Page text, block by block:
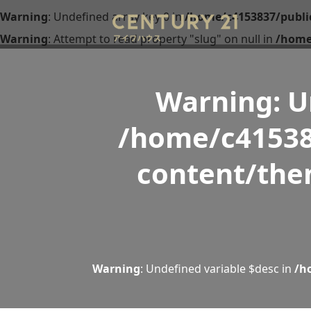
Warning: Undefined array key 0 in/home/c4153837/
Warning: Attempt to read property "slug" on null in /
Warning:
/home/
content/
Warning: Undefined variable $desc in /